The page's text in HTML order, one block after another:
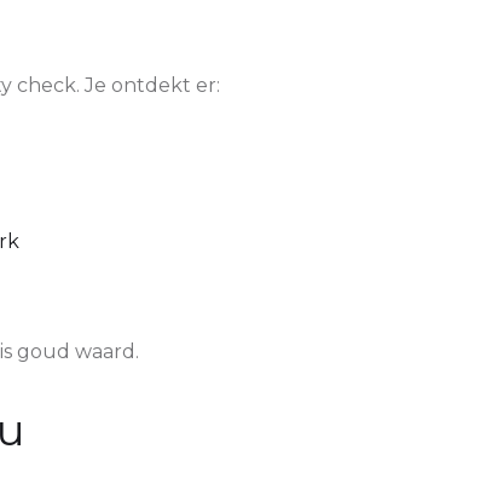
check. Je ontdekt er:
goud waard.